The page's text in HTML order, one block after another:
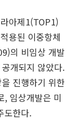
아제1(TOP1)
용된 이중항체
의 비임상 개발
개되지 않았다.
진행하기 위한
, 임상개발은 미
도한다.